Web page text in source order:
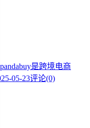
pandabuy是跨境电商
05-23评论(0)